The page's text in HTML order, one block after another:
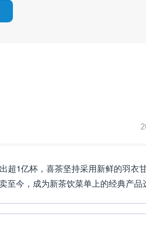
超1亿杯，喜茶坚持采用新鲜的羽衣
今，成为新茶饮菜单上的经典产品